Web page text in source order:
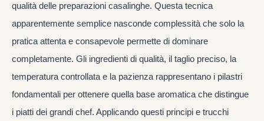
qualità delle preparazioni casalinghe. Questa tecnica
apparentemente semplice nasconde complessità che solo la
pratica attenta e consapevole permette di dominare
completamente. Gli ingredienti di qualità, il taglio preciso, la
temperatura controllata e la pazienza rappresentano i pilastri
fondamentali per ottenere quella base aromatica che distingue
i piatti dei grandi chef. Applicando questi principi e trucchi